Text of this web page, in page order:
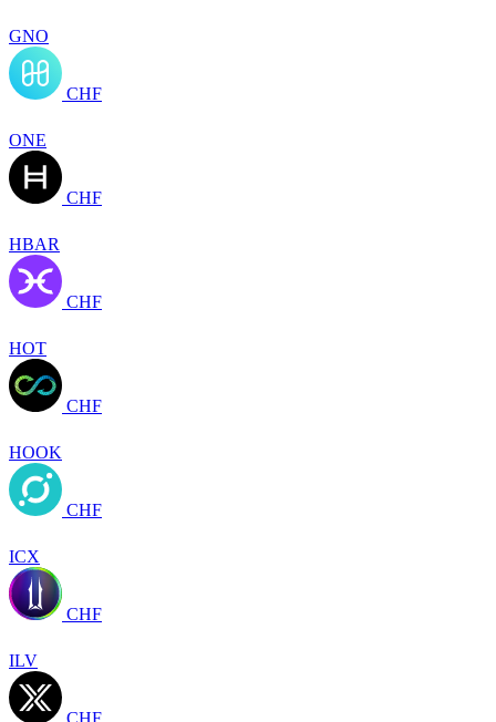
GNO
CHF
ONE
CHF
HBAR
CHF
HOT
CHF
HOOK
CHF
ICX
CHF
ILV
CHF